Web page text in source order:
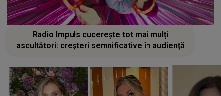
Radio Impuls cucerește tot mai mulți
ascultători: creșteri semnificative în audiență